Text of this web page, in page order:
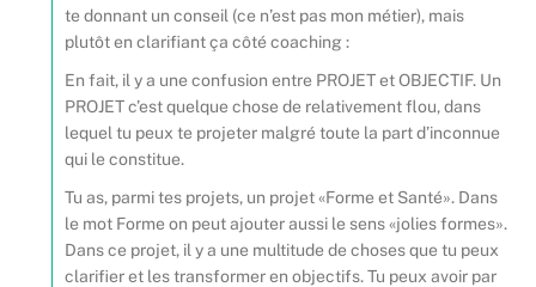
te donnant un conseil (ce n’est pas mon métier), mais
plutôt en clarifiant ça côté coaching :
En fait, il y a une confusion entre PROJET et OBJECTIF. Un
PROJET c’est quelque chose de relativement flou, dans
lequel tu peux te projeter malgré toute la part d’inconnue
qui le constitue.
Tu as, parmi tes projets, un projet «Forme et Santé». Dans
le mot Forme on peut ajouter aussi le sens «jolies formes».
Dans ce projet, il y a une multitude de choses que tu peux
clarifier et les transformer en objectifs. Tu peux avoir par